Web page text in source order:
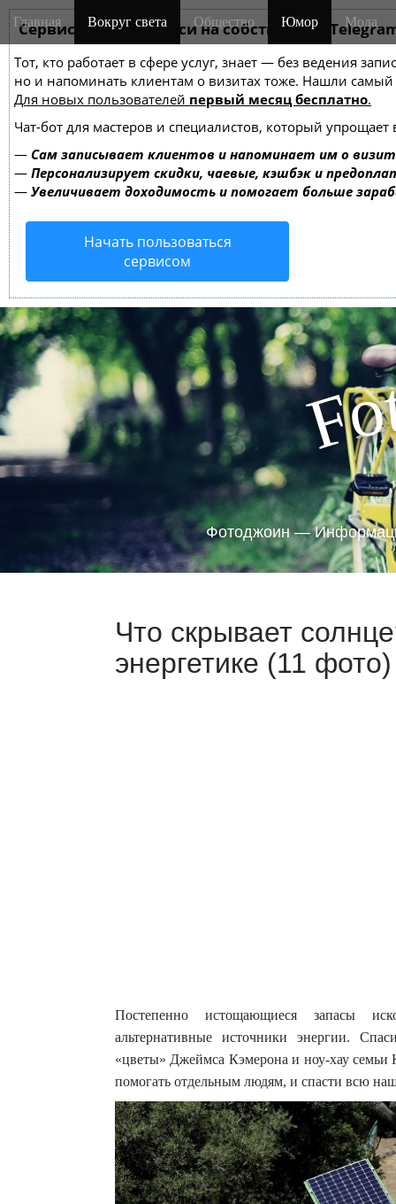
Сервис онлайн-записи на собственном
Тот, кто работает в сфере услуг, знает — без ведения
но и напоминать клиентам о визитах тоже. Нашли
Для новых пользователей первый месяц бесплатно.
Чат-бот для мастеров и специалистов, который упрощает
— Сам записывает клиентов и напоминает им о
— Персонализирует скидки, чаевые, кэшбэк и
— Увеличивает доходимость и помогает больше
Начать пользоваться
сервисом
M
a
n
m
e
n
u
i
Главная Вокруг света Общество Юмор Мода
Fo
Фотоджоин —
Что скрывает
энергетике (11 фото)
Постепенно истощающиеся запасы
альтернативные источники энергии.
«цветы» Джеймса Кэмерона и ноу-хау
помогать отдельным людям, и спасти всю